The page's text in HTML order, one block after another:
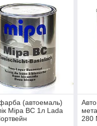
(автоемаль)
Mipa BC 1л Lada
280